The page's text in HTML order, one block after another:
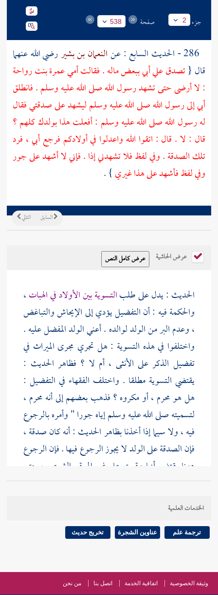
جزء 2 صفحة 538
النعمان بن بشيررضي الله عنهما
قال {تصدق علي أبي ببعض ماله . فقالت أميعمرة بنت رواحة
: لا أرضى حتى تشهد رسول الله صلى الله عليه وسلم . فانطلق
أبي إلى رسول الله صلى الله عليه وسلم ليشهد على صدقتي فقال
له رسول الله صلى الله عليه وسلم : أفعلت هذا بولدك كلهم ؟
قال : لا . قال : اتقوا الله واعدلوا في أولادكم فرجع أبي ، فرد
تلك الصدقة . وفي لفظ فلا تشهدني إذا . فإني لا أشهد على جور
وفي لفظ فأشهد على هذا غيري} .
التالي السابق
عرض الحاشية
الحديث : يدل على طلبالتسوية بين الأولاد في الهبات،
والحكمة فيه : أن التفضيل يؤدي إلى الإيحاش والتباغض
، وعدم البر من الولد لوالده . أعني الولد المفضل عليه .
واختلفوا في هذه التسوية : هل تجري مجرى الميراث في
تفضيل الذكر على الأنثى ، أم لا ؟ فظاهر الحديث :
يقتضي التسوية مطلقا . واختلف الفقهاء في التفضيل :
هل هو محرم ، أو مكروه ؟ فذهب بعضهم إلى أنه محرم ،
لتسميته صلى الله عليه وسلم إياه جورا " وأمره بالرجوع
فيه ، ولا سيما إذا أخذنا بظاهر الحديث : أنه كان صدقة ،
فإن الصدقة على الولد لا يجوز الرجوع فيها . فإن الرجوع
ههنا يقتضي أنها وقعت على غير الموقع الشرعي ، حتى
نقضت بعد لزومها . ومذهبالشافعيومالك: أن هذا
التفضيل مكروه لا غير ، وربما استدل على ذلك بالرواية
التي قيل فيها أشهد على هذا غيري " فإنها تقتضي إباحة
إشهاد الغير ، ولا يباح إشهاد الغير إلا على أمر جائز .
]الشهادة على وجه التنزه . وليس هذا بالقوي عندي ;
لأن الصيغة وإن كان ظاهرها الإذن - إلا أنها مشعرة
الخدمات العلمية
ترجمة علم عناوين الشجرة تخريج حديث
وثيقة الخصوصية اتفاقية الخدمة اتصل بنا من نحن